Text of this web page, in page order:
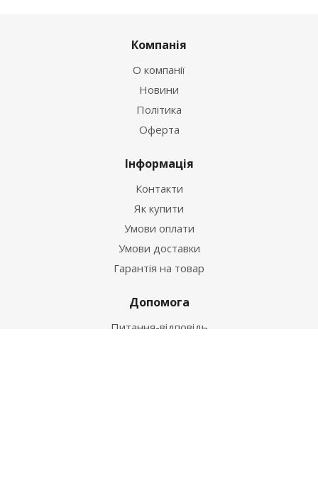
Компанія
О компанії
Новини
Політика
Оферта
Інформація
Контакти
Як купити
Умови оплати
Умови доставки
Гарантія на товар
Допомога
Питання-відповідь